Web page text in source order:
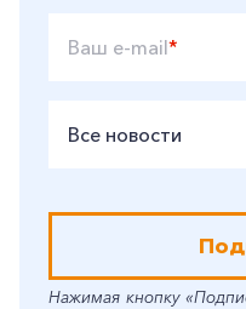
Ваш e-mail*
Все новости
Нажимая кнопку